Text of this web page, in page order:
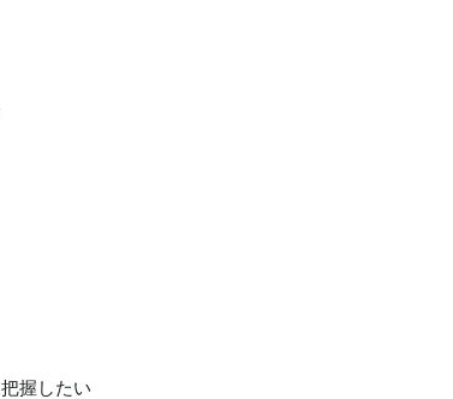
握したい